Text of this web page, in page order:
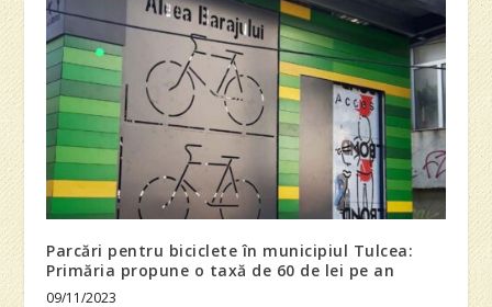
Parcări pentru biciclete în municipiul Tulcea:
Primăria propune o taxă de 60 de lei pe an
09/11/2023